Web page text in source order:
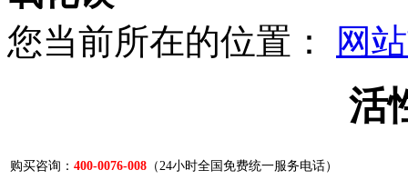
您当前所在的位置：
网
活
购买咨询： 400-0076-008 （24小时全国免费统一服务电话）